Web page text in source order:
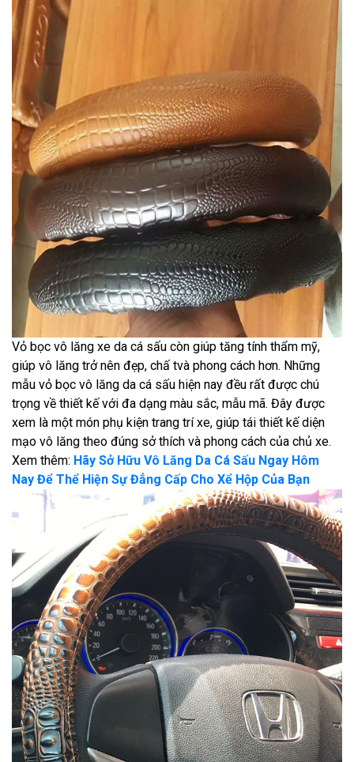
Vỏ bọc vô lăng xe da cá sấu còn giúp tăng tính thẩm mỹ,
giúp vô lăng trở nên đẹp, chấ tvà phong cách hơn. Những
mẫu vỏ bọc vô lăng da cá sấu hiện nay đều rất được chú
trọng về thiết kế với đa dạng màu sắc, mẫu mã. Đây được
xem là một món phụ kiện trang trí xe, giúp tái thiết kế diện
mạo vô lăng theo đúng sở thích và phong cách của chủ xe.
Xem thêm: Hãy Sở Hữu Vô Lăng Da Cá Sấu Ngay Hôm
Nay Để Thể Hiện Sự Đẳng Cấp Cho Xể Hộp Của Bạn